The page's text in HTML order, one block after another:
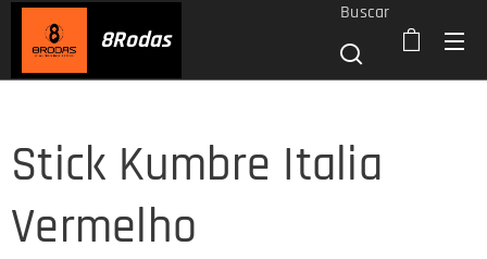
8Rodas
Buscar
Stick Kumbre Italia
Vermelho